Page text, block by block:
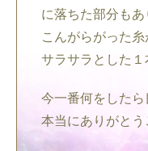
に落ちた部分もあ
こんがらがった
サラサラとした１
今一番何をしたら
本当にありがとう